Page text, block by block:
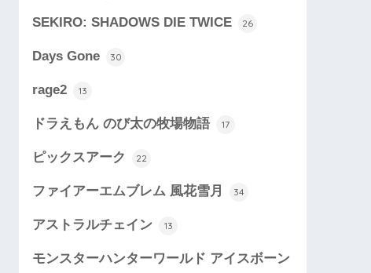
SEKIRO: SHADOWS DIE TWICE 26
Days Gone 30
rage2 13
ドラえもん のび太の牧場物語 17
ピックスアーク 22
ファイアーエムブレム 風花雪月 34
アストラルチェイン 13
モンスターハンターワールド アイスボーン